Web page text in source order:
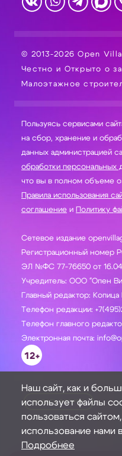
© 2013-2026 Open
Честно и Открыто о
Малоэтажное
Пользуясь сервисами
на сбор, хранение и обработку ваших персональных
данных администрацией
обработки персональных
что вы в полном объеме
Правила использования
соглашение и Политику
Сетевое издание
Регистрационный
ЭЛ №ФС 77-76650 от 16.04
Учредитель: ООО "Опен
Главный редактор: Копица
Телефон редакции:
Телефон главного
Электронная почта:
12+
ЗАДАТЬ ВОПРОС
Наш сайт, как и
использует файлы
пользоваться
использование нами
Подробнее